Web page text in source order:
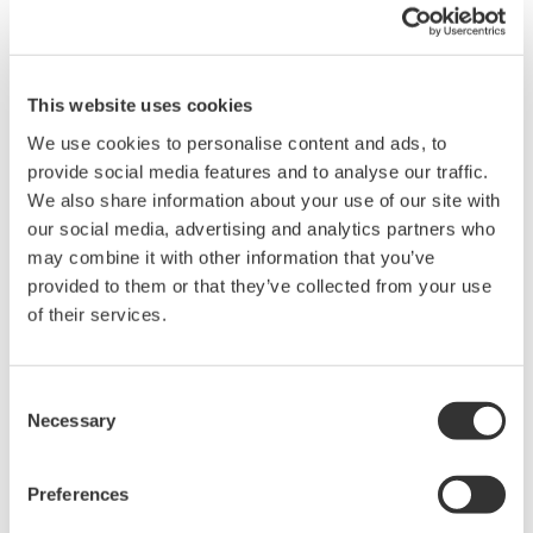
This website uses cookies
We use cookies to personalise content and ads, to
provide social media features and to analyse our traffic.
We also share information about your use of our site with
our social media, advertising and analytics partners who
may combine it with other information that you’ve
provided to them or that they’ve collected from your use
of their services.
Selection
Necessary
Preferences
310 mm / 12,2 Zoll
2 1/2 Zoll
250 mm / 9,8 Zoll
325 mm / 12,7 Zoll
3 1/2 Zoll
250 mm / 9,8 Zoll
ZUTREFFEND
4 Zoll
250 mm / 9,8 Zoll
NICHT
ZUTREFFEND
250 mm / 9,8 Zoll
NICHT
ZUTREFFEND
6 Zoll
260 mm / 10,2 Zoll
NICHT
Materialien
Bauteil
Optional
Titan, Hastelloy,